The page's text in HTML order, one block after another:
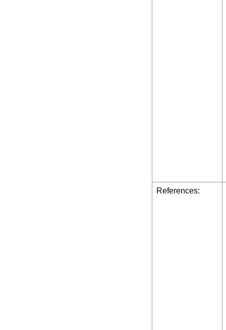
References: